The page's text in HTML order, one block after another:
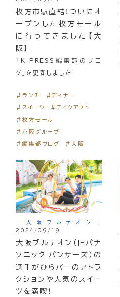
枚方市駅直結！ついにオ
ープンした枚方モール
に行ってきました【大
阪】
「K PRESS編集部のブロ
グ」を更新しました
＃ランチ
＃ディナー
＃スイーツ
＃テイクアウト
＃枚方モール
＃京阪グループ
＃編集部ブログ
＃大阪
｜大阪ブルテオン｜
2024/09/19
大阪ブルテオン（旧パナ
ソニック パンサーズ）の
選手がひらパーのアトラ
クションや人気のスイー
ツを満喫！